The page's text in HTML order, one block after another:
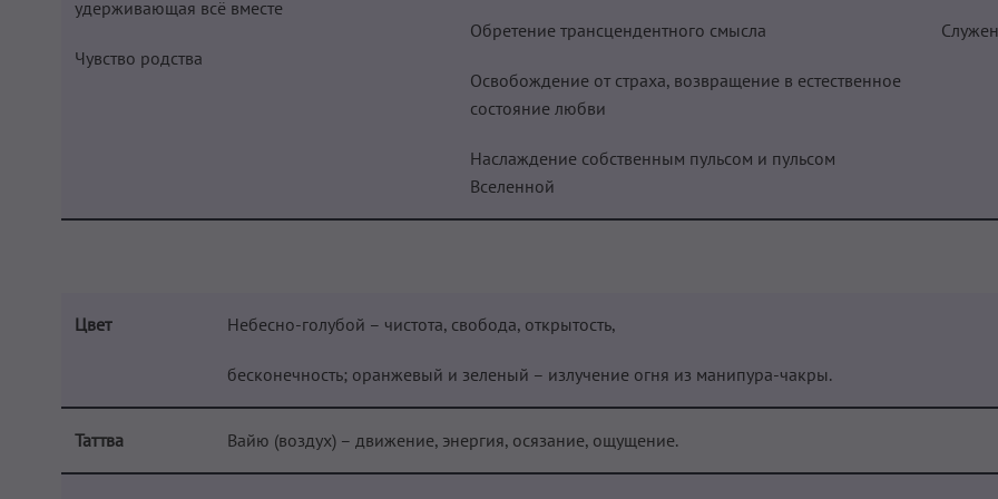
удерживающая всё вместе
Чувство родства
Обретение трансцендентного смысла
Освобождение от страха, возвращение в естественное
состояние любви
Наслаждение собственным пульсом и пульсом
Вселенной
Цвет Небесно-голубой – чистота, свобода, открытость,
бесконечность; оранжевый и зеленый – излучение огня из манипура-чакры.
Таттва Вайю (воздух) – движение, энергия, осязание, ощущение.